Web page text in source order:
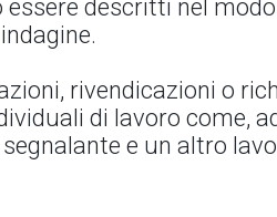
descritti nel
rivendicazioni o
di lavoro come,
e un altro